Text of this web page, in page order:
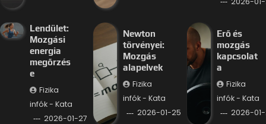
Lendület:
Mozgási
energia
megőrzés
e
Fizika
infók - Kata
2026-01-27
Newton
törvényei:
Mozgás
alapelvek
Fizika
infók - Kata
2026-01-25
Erő és
mozgás
kapcsolat
a
Fizika
infók - Kata
2026-